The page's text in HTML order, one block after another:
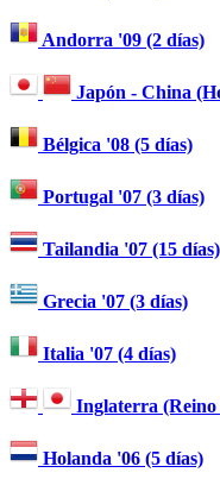
Andorra '09 (2 días)
Japón - China
Bélgica '08 (5 días)
Portugal '07 (3 días)
Tailandia '07 (15 días)
Grecia '07 (3 días)
Italia '07 (4 días)
Inglaterra (Reino
Holanda '06 (5 días)